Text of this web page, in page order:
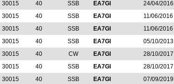
30015 40 SSB EA7GI
24/04/2016
30015 40 SSB EA7GI
11/06/2016
30015 40 SSB EA7GI
11/06/2016
30015 40 SSB EA7GI
05/10/2013
30015 40 CW EA7GI
28/10/2017
30015 40 SSB EA7GI
28/10/2017
30015 40 SSB EA7GI
07/09/2019